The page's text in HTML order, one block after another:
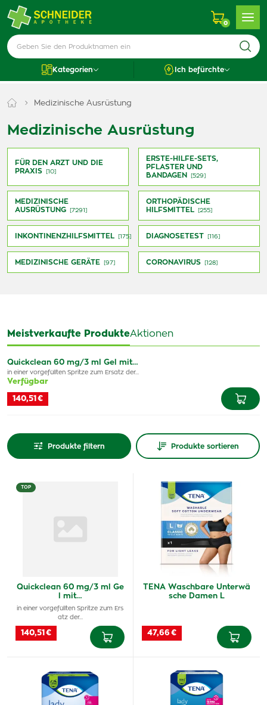
0
Kategorien Ich befürchte
Medizinische Ausrüstung
Medizinische Ausrüstung
FÜR DEN ARZT UND DIE
PRAXIS
[10]
ERSTE-HILFE-SETS,
PFLASTER UND
BANDAGEN
[529]
MEDIZINISCHE
AUSRÜSTUNG
[7291]
ORTHOPÄDISCHE
HILFSMITTEL
[255]
INKONTINENZHILFSMITTEL [175] DIAGNOSETEST [116]
MEDIZINISCHE GERÄTE [97] CORONAVIRUS [128]
Meistverkaufte ProdukteAktionen
Quickclean 60 mg/3 ml Gel mit…
in einer vorgefüllten Spritze zum Ersatz der…
Verfügbar
140,51 €
Produkte filtern Produkte sortieren
TOP
Quickclean 60 mg/3 ml Ge
l mit…
in einer vorgefüllten Spritze zum Ers
atz der…
140,51 €
TENA Waschbare Unterwä
sche Damen L
47,66 €